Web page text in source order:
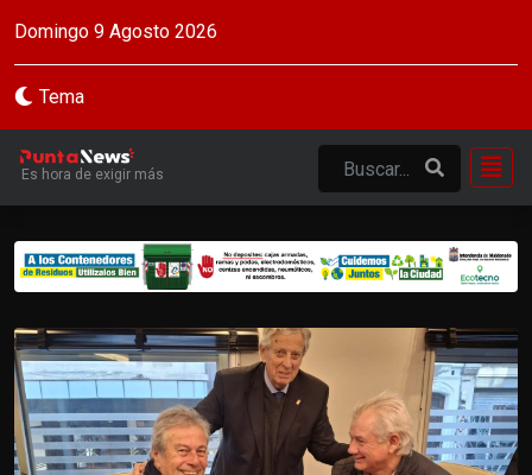
Domingo 9 Agosto 2026
Tema
Es hora de exigir más